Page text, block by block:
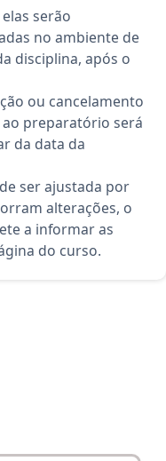
serão
no ambiente de
disciplina, após o
ou cancelamento
preparatório será
da data da
ser ajustada por
alterações, o
a informar as
do curso.